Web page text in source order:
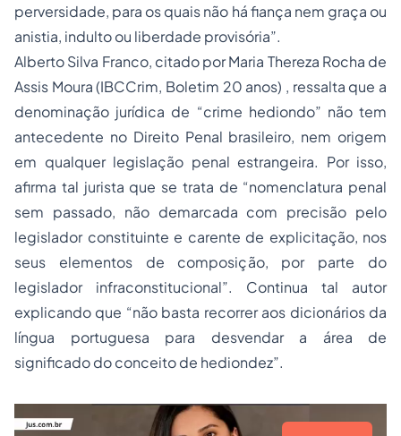
perversidade, para os quais não há fiança nem graça ou
anistia, indulto ou liberdade provisória”.
Alberto Silva Franco, citado porMaria Thereza Rocha de
Assis Moura (IBCCrim, Boletim 20 anos) , ressalta que a
denominação jurídica de “crime hediondo” não tem
antecedente no Direito Penal brasileiro, nem origem
em qualquer legislação penal estrangeira. Por isso,
afirma tal jurista que se trata de “nomenclatura penal
sem passado, não demarcada com precisão pelo
legislador constituinte e carente de explicitação, nos
seus elementos de composição, por parte do
legislador infraconstitucional”. Continua tal autor
explicando que “não basta recorrer aos dicionários da
língua portuguesa para desvendar a área de
significado do conceito de hediondez”.